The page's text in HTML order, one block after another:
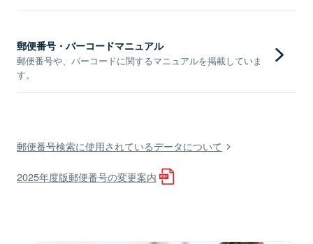
郵便番号・バーコードマニュアル
郵便番号や、バーコードに関するマニュアルを掲載していま
す。
郵便番号検索に使用されているデータについて
2025年度版郵便番号の変更案内